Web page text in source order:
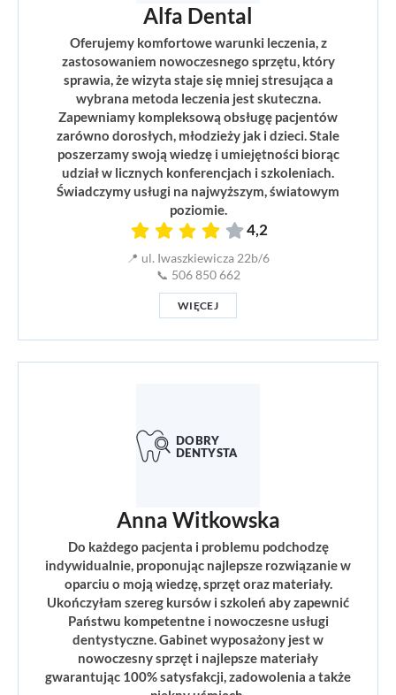
Alfa Dental
Oferujemy komfortowe warunki leczenia, z
zastosowaniem nowoczesnego sprzętu, który
sprawia, że wizyta staje się mniej stresująca a
wybrana metoda leczenia jest skuteczna.
Zapewniamy kompleksową obsługę pacjentów
zarówno dorosłych, młodzieży jak i dzieci. Stale
poszerzamy swoją wiedzę i umiejętności biorąc
udział w licznych konferencjach i szkoleniach.
Świadczymy usługi na najwyższym, światowym
poziomie.
4,2
📍 ul. Iwaszkiewicza 22b/6
📞 506 850 662
WIĘCEJ
Anna Witkowska
Do każdego pacjenta i problemu podchodzę
indywidualnie, proponując najlepsze rozwiązanie w
oparciu o moją wiedzę, sprzęt oraz materiały.
Ukończyłam szereg kursów i szkoleń aby zapewnić
Państwu kompetentne i nowoczesne usługi
dentystyczne. Gabinet wyposażony jest w
nowoczesny sprzęt i najlepsze materiały
gwarantując 100% satysfakcji, zadowolenia a także